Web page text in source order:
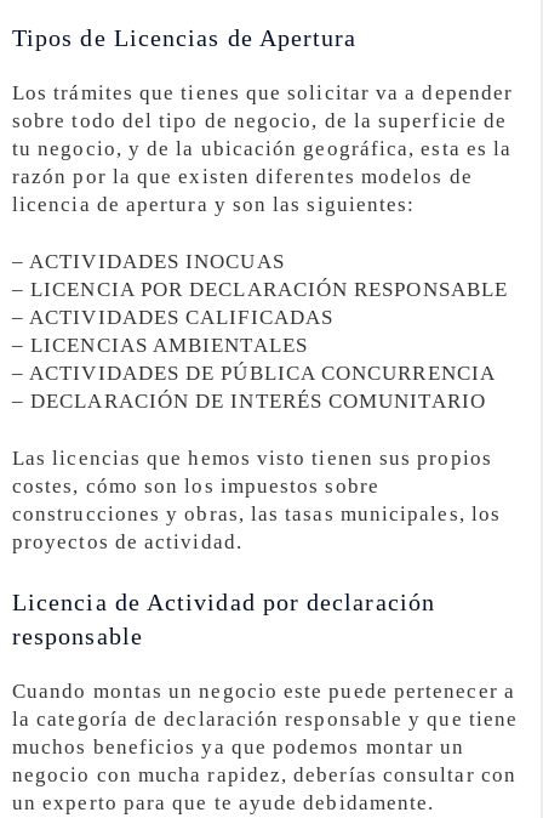
Tipos de Licencias de Apertura
Los trámites que tienes que solicitar va a depender
sobre todo del tipo de negocio, de la superficie de
tu negocio, y de la ubicación geográfica, esta es la
razón por la que existen diferentes modelos de
licencia de apertura y son las siguientes:
– ACTIVIDADES INOCUAS
– LICENCIA POR DECLARACIÓN RESPONSABLE
– ACTIVIDADES CALIFICADAS
– LICENCIAS AMBIENTALES
– ACTIVIDADES DE PÚBLICA CONCURRENCIA
– DECLARACIÓN DE INTERÉS COMUNITARIO
Las licencias que hemos visto tienen sus propios
costes, cómo son los impuestos sobre
construcciones y obras, las tasas municipales, los
proyectos de actividad.
Licencia de Actividad por declaración
responsable
Cuando montas un negocio este puede pertenecer a
la categoría de declaración responsable y que tiene
muchos beneficios ya que podemos montar un
negocio con mucha rapidez, deberías consultar con
un experto para que te ayude debidamente.